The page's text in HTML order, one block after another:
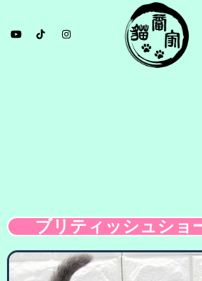
ブリティッシュショ